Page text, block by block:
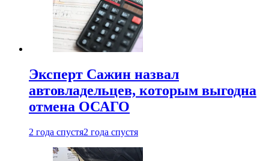
Эксперт Сажин назвал
автовладельцев, которым выгодна
отмена ОСАГО
2 года спустя2 года спустя